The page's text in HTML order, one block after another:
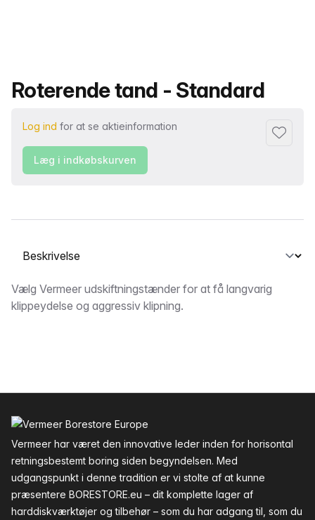
Produktnavn
Roterende tand - Standard
Log ind for at se aktieinformation
Føj til
Læg i indkøbskurven
Vælg en fane
Beskrivelse
Vælg Vermeer udskiftningstænder for at få langvarig
klippeydelse og aggressiv klipning.
Vermeer har været den innovative leder inden for horisontal
retningsbestemt boring siden begyndelsen. Med
udgangspunkt i denne tradition er vi stolte af at kunne
præsentere BORESTORE.eu – dit komplette lager af
harddiskværktøjer og tilbehør – som du har adgang til, som du